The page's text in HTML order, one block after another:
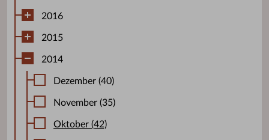
2016
2015
2014
Dezember (40)
November (35)
Oktober (42)